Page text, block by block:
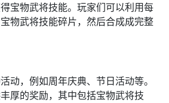
宝物武将技能。玩家们可以利用每
物武将技能碎片，然后合成成完整
动，例如周年庆典、节日活动等。
厚的奖励，其中包括宝物武将技